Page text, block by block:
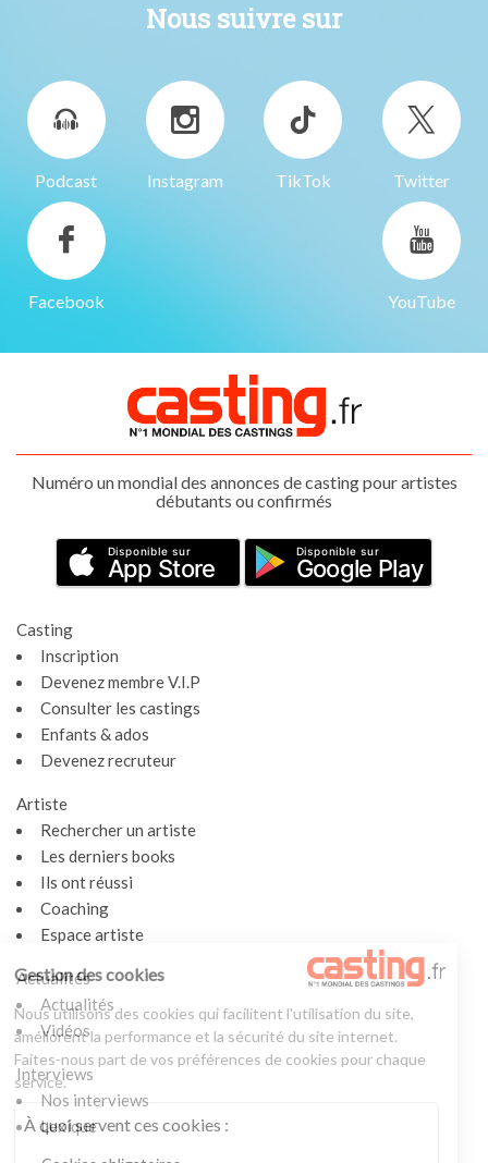
Nous suivre sur
Podcast Instagram TikTok Twitter
Facebook YouTube
Numéro un mondial des annonces de casting pour artistes
débutants ou confirmés
Disponible sur
App Store
Disponible sur
Google Play
Casting
Inscription
Devenez membre V.I.P
Consulter les castings
Enfants & ados
Devenez recruteur
Artiste
Rechercher un artiste
Les derniers books
Ils ont réussi
Coaching
Espace artiste
Actualités
Actualités
Vidéos
Interviews
Nos interviews
Lexique
Gestion des cookies
Nous utilisons des cookies qui facilitent l'utilisation du site,
améliorent la performance et la sécurité du site internet.
Faites-nous part de vos préférences de cookies pour chaque
service.
À quoi servent ces cookies :